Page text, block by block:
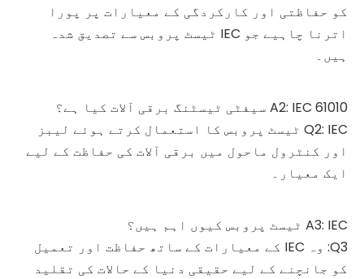
کو حفاظتی اور کارکردگی کے معیارات پر پورا
اترنا چاہیے جو IEC ٹیسٹ پروبس سے تصدیق شدہ
ہیں۔
A2: IEC 61010 سیفٹی ٹیسٹنگ برقی آلات کیا ہے؟
Q2: IEC ٹیسٹ پروبس کا استعمال کرتے ہوئے لیبز
اور کنٹرول ماحول میں برقی آلات کی حفاظت کے لیے
ایک معیار۔
A3: IEC ٹیسٹ پروبس کیوں اہم ہیں؟
Q3: وہ IEC کے معیارات کے ساتھ حفاظت اور تعمیل
کو جانچنے کے لیے حقیقی دنیا کے حالات کی تقلید